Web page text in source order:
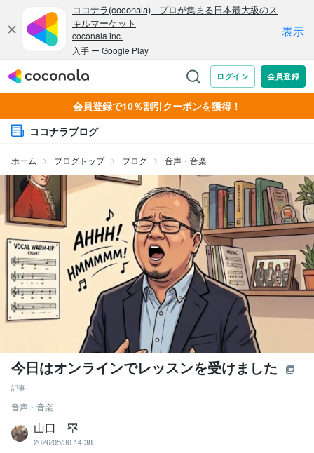
会員登録で10％割引クーポンを獲得！
ココナラブログ
ホーム ブログトップ ブログ 音声・音楽
今日はオンラインでレッスンを受けました
記事
音声・音楽
山口 塁
2026/05/30 14:38